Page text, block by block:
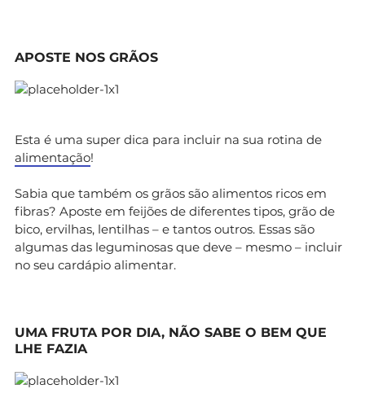
APOSTE NOS GRÃOS
Esta é uma super dica para incluir na sua rotina de
alimentação!
Sabia que também os grãos são alimentos ricos em
fibras? Aposte em feijões de diferentes tipos, grão de
bico, ervilhas, lentilhas – e tantos outros. Essas são
algumas das leguminosas que deve – mesmo – incluir
no seu cardápio alimentar.
UMA FRUTA POR DIA, NÃO SABE O BEM QUE
LHE FAZIA